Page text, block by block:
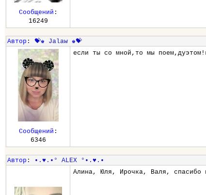
Сообщений :
16249
Автор :💝♚ Jalaw ♚💝
если ты со мной,то мы
Сообщений :
6346
Автор :
•.♥.•° ALEX °•.♥.•
Алина, Юля, Ирочка, Валя,